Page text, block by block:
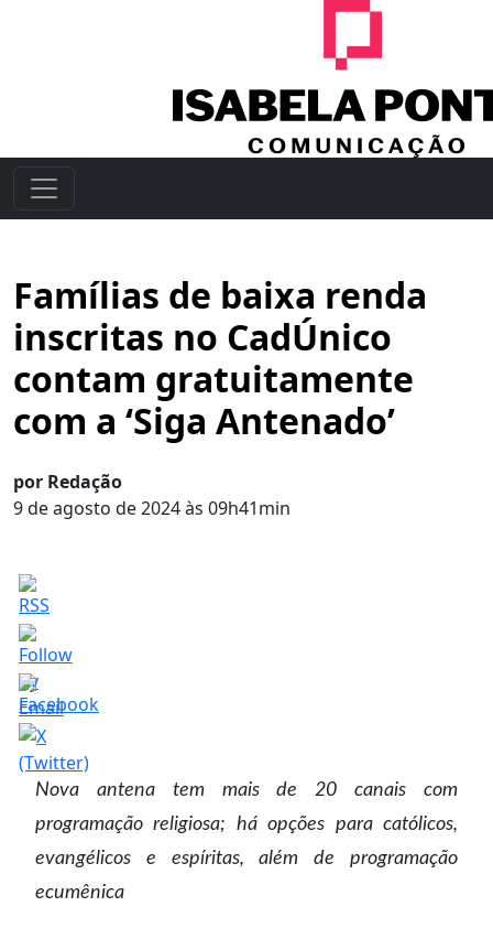
Famílias de baixa renda
inscritas no CadÚnico
contam gratuitamente
com a ‘Siga Antenado’
por Redação
9 de agosto de 2024 às 09h41min
Nova antena tem mais de 20 canais com
programação religiosa; há opções para católicos,
evangélicos e espíritas, além de programação
ecumênica